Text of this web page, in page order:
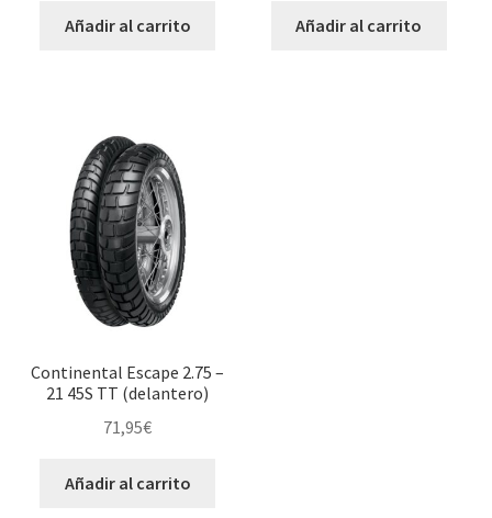
Añadir al carrito Añadir al carrito
Continental Escape 2.75 –
21 45S TT (delantero)
71,95€
Añadir al carrito